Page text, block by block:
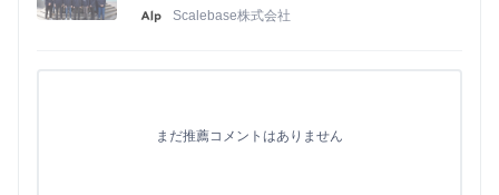
Scalebase株式会社
まだ推薦コメントはありません